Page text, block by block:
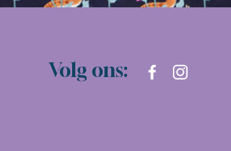
Volg ons: